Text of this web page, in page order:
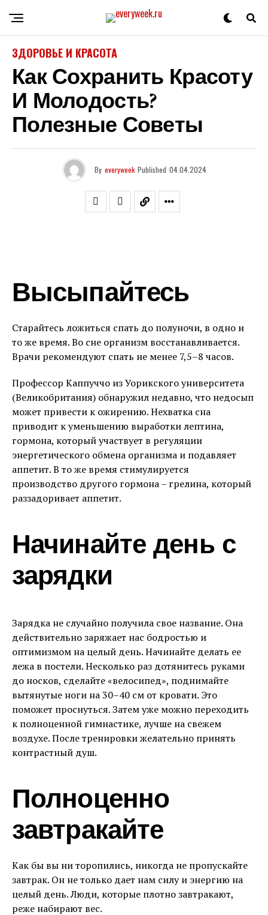
ЗДОРОВЬЕ И КРАСОТА
Как Сохранить Красоту
И Молодость?
Полезные Советы
By everyweek Published 04.04.2024
Высыпайтесь
Старайтесь ложиться спать до полуночи, в одно и
то же время. Во сне организм восстанавливается.
Врачи рекомендуют спать не менее 7,5–8 часов.
Профессор Каппуччо из Уорикского университета
(Великобритания) обнаружил недавно, что недосып
может привести к ожирению. Нехватка сна
приводит к уменьшению выработки лептина,
гормона, который участвует в регуляции
энергетического обмена организма и подавляет
аппетит. В то же время стимулируется
производство другого гормона – грелина, который
раззадоривает аппетит.
Начинайте день с
зарядки
Зарядка не случайно получила свое название. Она
действительно заряжает нас бодростью и
оптимизмом на целый день. Начинайте делать ее
лежа в постели. Несколько раз дотянитесь руками
до носков, сделайте «велосипед», поднимайте
вытянутые ноги на 30–40 см от кровати. Это
поможет проснуться. Затем уже можно переходить
к полноценной гимнастике, лучше на свежем
воздухе. После тренировки желательно принять
контрастный душ.
Полноценно
завтракайте
Как бы вы ни торопились, никогда не пропускайте
завтрак. Он не только дает нам силу и энергию на
целый день. Люди, которые плотно завтракают,
реже набирают вес.